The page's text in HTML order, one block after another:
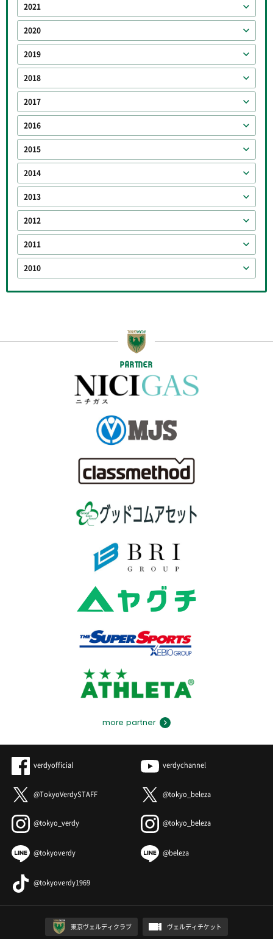
2021
2020
2019
2018
2017
2016
2015
2014
2013
2012
2011
2010
PARTNER
more partner
verdyofficial verdychannel
@TokyoVerdySTAFF @tokyo_beleza
@tokyo_verdy @tokyo_beleza
@tokyoverdy @beleza
@tokyoverdy1969
東京ヴェルディクラブ ヴェルディチケット